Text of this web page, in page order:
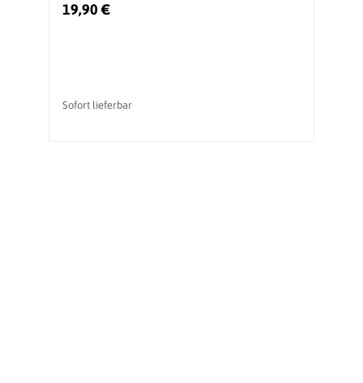
19,90 €
Sofort lieferbar